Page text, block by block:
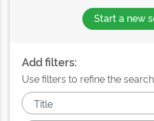
Start a new
Add filters:
Use filters to refine the